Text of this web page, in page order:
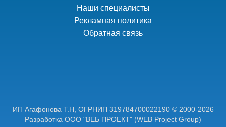
Наши специалисты
Рекламная политика
Обратная связь
ИП Агафонова Т.Н, ОГРНИП 319784700022190 © 2000-2026
Разработка ООО "ВЕБ ПРОЕКТ" (WEB Project Group)